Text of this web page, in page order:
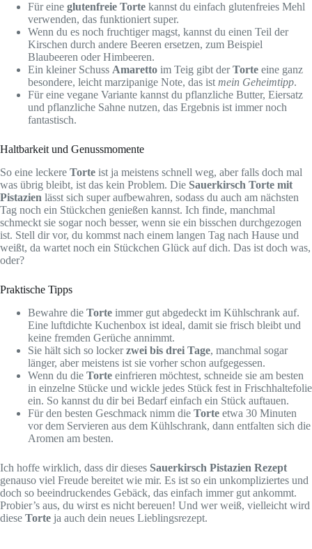
Für eine glutenfreie Torte kannst du einfach glutenfreies Mehl
verwenden, das funktioniert super.
Wenn du es noch fruchtiger magst, kannst du einen Teil der
Kirschen durch andere Beeren ersetzen, zum Beispiel
Blaubeeren oder Himbeeren.
Ein kleiner Schuss Amaretto im Teig gibt derTorte eine ganz
besondere, leicht marzipanige Note, das istmein Geheimtipp.
Für eine vegane Variante kannst du pflanzliche Butter, Eiersatz
und pflanzliche Sahne nutzen, das Ergebnis ist immer noch
fantastisch.
Haltbarkeit und Genussmomente
So eine leckere Torte ist ja meistens schnell weg, aber falls doch mal
was übrig bleibt, ist das kein Problem. Die Sauerkirsch Torte mit
Pistazien lässt sich super aufbewahren, sodass du auch am nächsten
Tag noch ein Stückchen genießen kannst. Ich finde, manchmal
schmeckt sie sogar noch besser, wenn sie ein bisschen durchgezogen
ist. Stell dir vor, du kommst nach einem langen Tag nach Hause und
weißt, da wartet noch ein Stückchen Glück auf dich. Das ist doch was,
oder?
Praktische Tipps
Bewahre die Torte immer gut abgedeckt im Kühlschrank auf.
Eine luftdichte Kuchenbox ist ideal, damit sie frisch bleibt und
keine fremden Gerüche annimmt.
Sie hält sich so lockerzwei bis drei Tage, manchmal sogar
länger, aber meistens ist sie vorher schon aufgegessen.
Wenn du die Torte einfrieren möchtest, schneide sie am besten
in einzelne Stücke und wickle jedes Stück fest in Frischhaltefolie
ein. So kannst du dir bei Bedarf einfach ein Stück auftauen.
Für den besten Geschmack nimm die Torte etwa 30 Minuten
vor dem Servieren aus dem Kühlschrank, dann entfalten sich die
Aromen am besten.
Ich hoffe wirklich, dass dir dieses Sauerkirsch Pistazien Rezept
genauso viel Freude bereitet wie mir. Es ist so ein unkompliziertes und
doch so beeindruckendes Gebäck, das einfach immer gut ankommt.
Probier’s aus, du wirst es nicht bereuen! Und wer weiß, vielleicht wird
diese Torte ja auch dein neues Lieblingsrezept.